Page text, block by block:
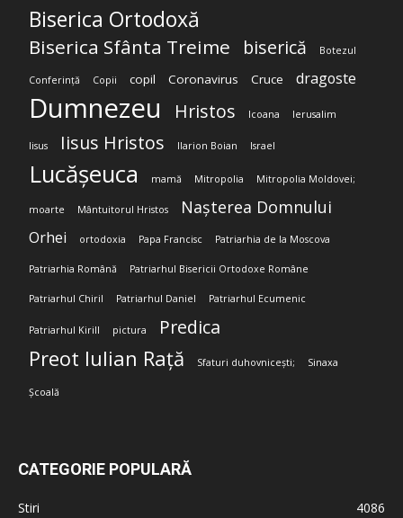
Biserica Ortodoxă
Biserica Sfânta Treime biserică Botezul
Conferință Copii copil Coronavirus Cruce dragoste
Dumnezeu Hristos Icoana Ierusalim
Iisus Iisus Hristos Ilarion Boian Israel
Lucășeuca mamă Mitropolia Mitropolia Moldovei;
moarte Mântuitorul Hristos Nașterea Domnului
Orhei ortodoxia Papa Francisc Patriarhia de la Moscova
Patriarhia Română Patriarhul Bisericii Ortodoxe Române
Patriarhul Chiril Patriarhul Daniel Patriarhul Ecumenic
Patriarhul Kirill pictura Predica
Preot Iulian Rață Sfaturi duhovnicești; Sinaxa
Școală
CATEGORIE POPULARĂ
Stiri
4086